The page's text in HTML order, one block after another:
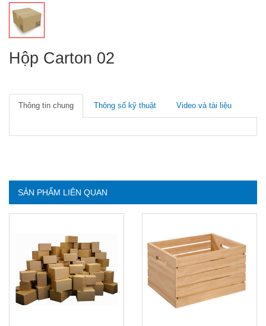
Hộp Carton 02
Thông tin chung Thông số kỹ thuật Video và tài liệu
SẢN PHẨM LIÊN QUAN